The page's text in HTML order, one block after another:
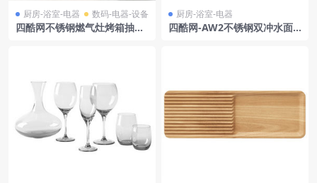
厨房-浴室-电器 数码-电器-设备
四酷网不锈钢燃气灶烤箱抽油
厨房-浴室-电器
四酷网-AW2不锈钢双冲水面